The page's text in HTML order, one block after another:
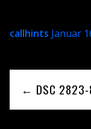
callhints Januar
← DSC 2823-